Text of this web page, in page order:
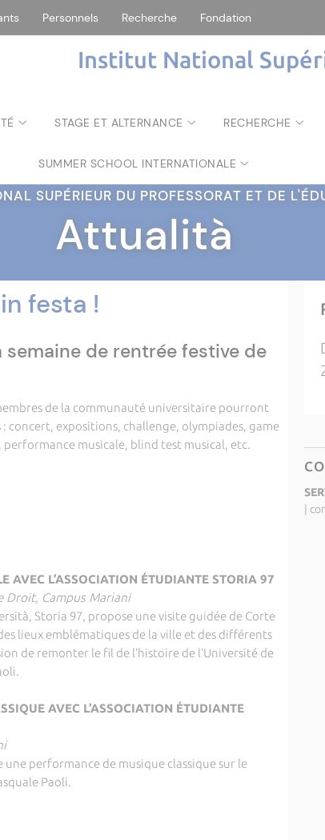
Personnels Recherche Fondation
Institut National
STAGE ET ALTERNANCE RECHERCHE
SUMMER SCHOOL INTERNATIONALE
SUPÉRIEUR DU PROFESSORAT ET DE
Attualità
festa !
de rentrée festive de
de la communauté universitaire pourront
concert, expositions, challenge, olympiades, game
musicale, blind test musical, etc.
AVEC L’ASSOCIATION ÉTUDIANTE STORIA 97
Droit, Campus Mariani
Storia 97, propose une visite guidée de Corte
lieux emblématiques de la ville et des différents
de remonter le fil de l’histoire de l’Université de
AVEC L’ASSOCIATION ÉTUDIANTE
performance de musique classique sur le
Paoli.